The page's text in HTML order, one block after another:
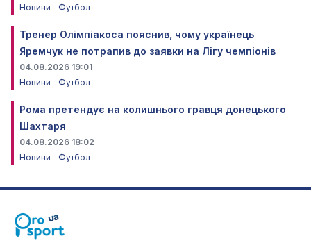
Новини
Футбол
Тренер Олімпіакоса пояснив, чому українець
Яремчук не потрапив до заявки на Лігу чемпіонів
04.08.2026 19:01
Новини
Футбол
Рома претендує на колишнього гравця донецького
Шахтаря
04.08.2026 18:02
Новини
Футбол